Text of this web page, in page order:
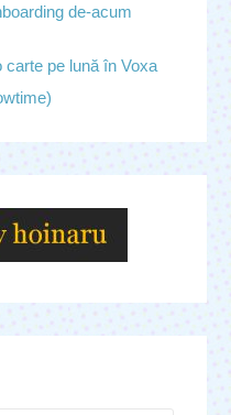
de-acum
pe lună în Voxa